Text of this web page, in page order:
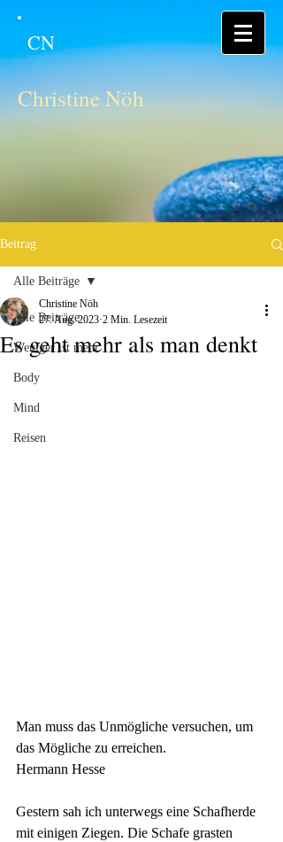
CN
Christine Nöh
Beitrag
Alle Beiträge
Weniger ist mehr
Body
Mind
Reisen
Alle Beiträge
Es geht mehr als man denkt
Christine Nöh
27. Aug. 2023 2 Min. Lesezeit
Man muss das Unmögliche versuchen, um
das Mögliche zu erreichen.
Hermann Hesse
Gestern sah ich unterwegs eine Schafherde
mit einigen Ziegen. Die Schafe grasten